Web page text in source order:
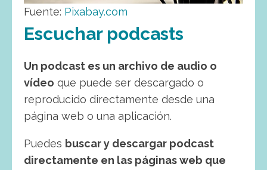
Fuente: Pixabay.com
Escuchar podcasts
Un podcast es un archivo de audio o
vídeo que puede ser descargado o
reproducido directamente desde una
página web o una aplicación.
Puedes buscar y descargar podcast
directamente en las páginas web que